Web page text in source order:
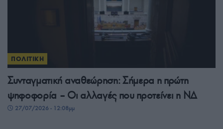
ΠΟΛΙΤΙΚΗ
Συνταγματική αναθεώρηση: Σήμερα η πρώτη
ψηφοφορία – Οι αλλαγές που προτείνει η ΝΔ
27/07/2026 - 12:08μμ